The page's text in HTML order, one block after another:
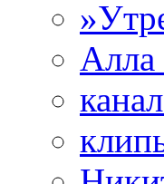
Алла